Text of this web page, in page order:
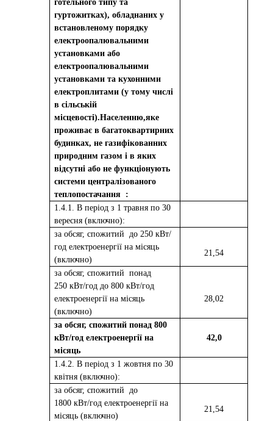
готельного типу та
гуртожитках), обладнаних у
встановленому порядку
електроопалювальними
установками або
електроопалювальними
установками та кухонними
електроплитами (у тому числі
в сільській
місцевості).Населенню,яке
проживає в багатоквартирних
будинках, не газифікованних
природним газом і в яких
відсутні або не функціонують
системи централізованого
теплопостачання :
1.4.1. В період з 1 травня по 30
вересня (включно):
за обсяг, спожитий
до 250 кВт/
год електроенергії на місяць
(включно)
21,54
за обсяг, спожитий
понад
250 кВт/год до 800 кВт/год
електроенергії на місяць
(включно)
28,02
за обсяг, спожитий понад 800
кВт/год електроенергії на
місяць
42,0
1.4.2. В період з 1 жовтня по 30
квітня (включно):
за обсяг, спожитий
до
1800 кВт/год електроенергії на
місяць (включно)
21,54